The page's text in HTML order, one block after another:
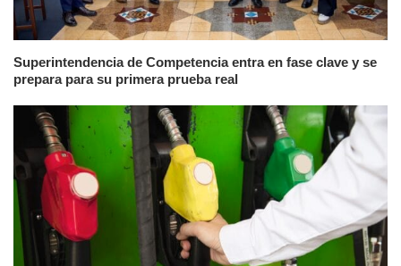
Superintendencia de Competencia entra en fase clave y se
prepara para su primera prueba real